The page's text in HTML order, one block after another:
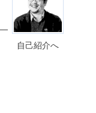
自己紹介へ